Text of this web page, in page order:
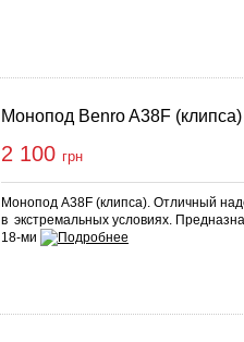
Монопод Benro A38F
2 100 грн
Монопод A38F (клипса). Отличный
в экстремальных условиях.
18-ми